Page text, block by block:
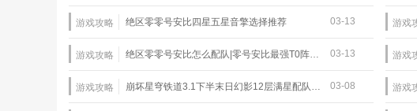
游戏攻略 绝区零零号安比四星五星音擎选择推荐 03-13 游戏
游戏攻略 绝区零零号安比怎么配队|零号安比最强T0阵容推荐 03-13 游戏
游戏攻略 崩坏星穹铁道3.1下半末日幻影12层满星配队推荐 03-08 游戏